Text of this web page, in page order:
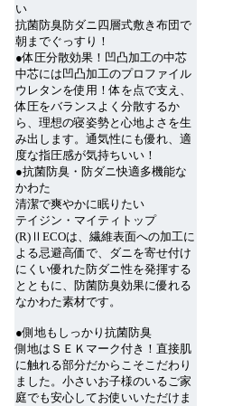
い
抗菌防臭防ダニ四層式敷き布団で
朝までぐっすり！
●体圧分散効果！凹凸加工の中芯
中芯には凹凸加工のプロファイル
ウレタンを使用！体を点で支え、
体圧をバランスよく分散するか
ら、理想の寝姿勢と心地よさを生
み出します。通気性にも優れ、適
度な指圧感が気持ちいい！
●抗菌防臭・防ダニ快適多機能な
かわた
清潔で爽やかに眠りたい
テイジン・マイティトップ
(R)ⅡECOは、繊維表面への加工に
よる忌避高価で、ダニを寄せ付け
にくい優れた防ダニ性を発揮する
とともに、防菌防臭効果に優れる
なかわた素材です。
●側地もしっかり抗菌防臭
側地はＳＥＫマーク付き！直接肌
に触れる部分だからこそこだわり
ました。小さいお子様のいるご家
庭でも安心してお使いいただけま